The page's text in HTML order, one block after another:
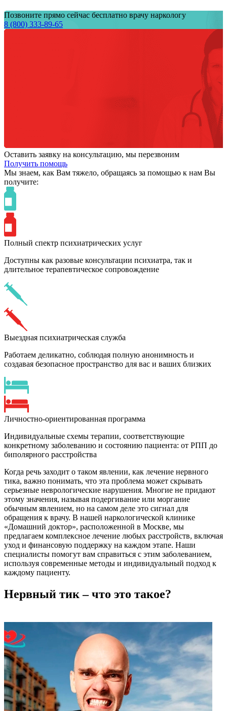
Позвоните прямо сейчас бесплатно врачу наркологу
8 (800) 333-89-65
Оставить заявку на консультацию, мы перезвоним
Получить помощь
Мы знаем, как Вам тяжело, обращаясь за помощью к нам Вы
получите:
Полный спектр психиатрических услуг
Доступны как разовые консультации психиатра, так и
длительное терапевтическое сопровождение
Выездная психиатрическая служба
Работаем деликатно, соблюдая полную анонимность и
создавая безопасное пространство для вас и ваших близких
Личностно-ориентированная программа
Индивидуальные схемы терапии, соответствующие
конкретному заболеванию и состоянию пациента: от РПП до
биполярного расстройства
Когда речь заходит о таком явлении, как лечение нервного
тика, важно понимать, что эта проблема может скрывать
серьезные неврологические нарушения. Многие не придают
этому значения, называя подергивание или моргание
обычным явлением, но на самом деле это сигнал для
обращения к врачу. В нашей наркологической клинике
«Домашний доктор», расположенной в Москве, мы
предлагаем комплексное лечение любых расстройств, включая
уход и финансовую поддержку на каждом этапе. Наши
специалисты помогут вам справиться с этим заболеванием,
используя современные методы и индивидуальный подход к
каждому пациенту.
Нервный тик – что это такое?